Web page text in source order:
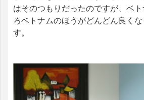
はそのつもりだったのですが、ベ
ろベトナムのほうがどんどん良く
す。